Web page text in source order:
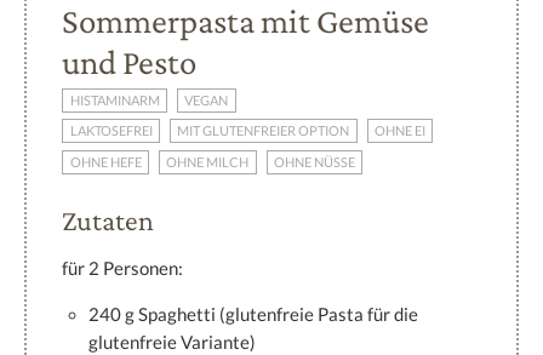
Sommerpasta mit Gemüse
und Pesto
HISTAMINARM VEGAN
LAKTOSEFREI MIT GLUTENFREIER OPTION OHNE EI
OHNE HEFE OHNE MILCH OHNE NÜSSE
Zutaten
für 2 Personen:
240 g Spaghetti (glutenfreie Pasta für die
glutenfreie Variante)